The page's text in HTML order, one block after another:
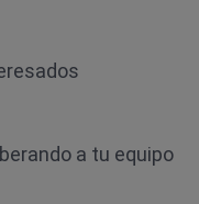
a tu equipo